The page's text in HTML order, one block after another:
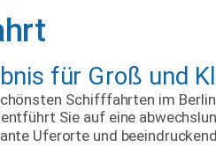
für Groß und
Schifffahrten im
Sie auf eine
Uferorte und